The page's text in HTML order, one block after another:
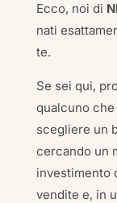
Ecco, noi di
nati
te.
Se sei qui,
qualcuno che
scegliere un
cercando un
investimento
vendite e, in